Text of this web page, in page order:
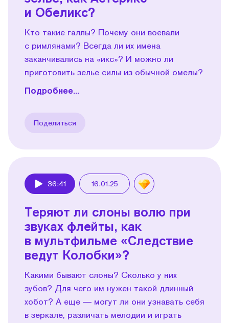
и Обеликс?
Кто такие галлы? Почему они воевали
с римлянами? Всегда ли их имена
заканчивались на «икс»? И можно ли
приготовить зелье силы из обычной омелы?
Подробнее...
Поделиться
36:41 16.01.25
Теряют ли слоны волю при
звуках флейты, как
в мультфильме «Следствие
ведут Колобки»?
Какими бывают слоны? Сколько у них
зубов? Для чего им нужен такой длинный
хобот? А еще — могут ли они узнавать себя
в зеркале, различать мелодии и играть